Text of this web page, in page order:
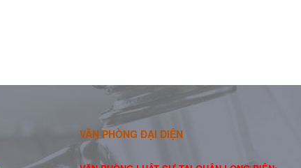
VĂN PHÒNG ĐẠI DIỆN